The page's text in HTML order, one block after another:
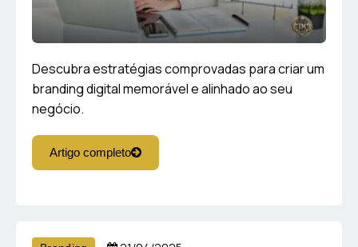
Descubra estratégias comprovadas para criar um
branding digital memorável e alinhado ao seu
negócio.
Artigo completo